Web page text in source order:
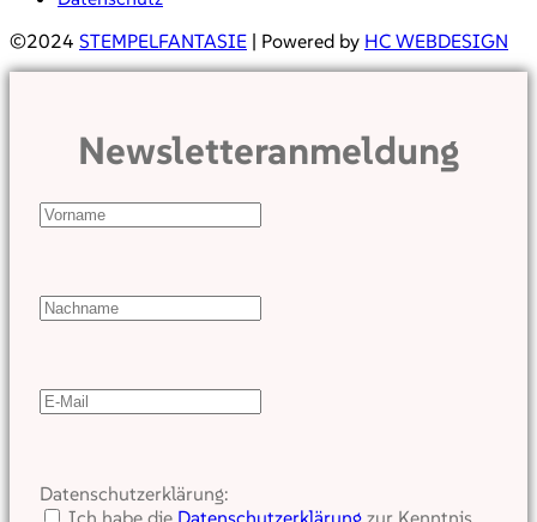
©2024 STEMPELFANTASIE | Powered by HC WEBDESIGN
Newsletteranmeldung
Datenschutzerklärung:
Ich habe die Datenschutzerklärung zur Kenntnis